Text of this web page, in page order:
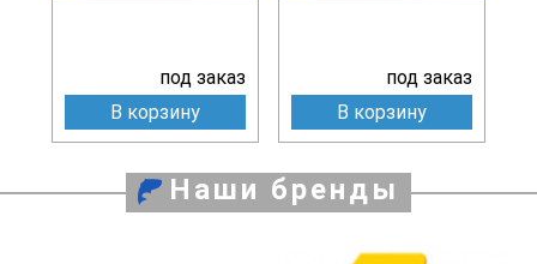
под заказ
В корзину
под заказ
В корзину
Наши бренды